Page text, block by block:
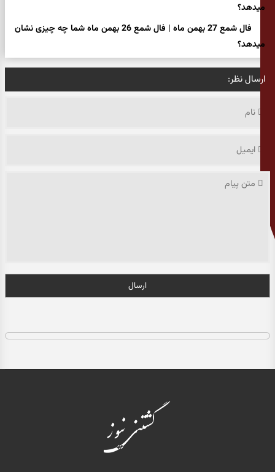
میدهد؟
فال شمع 27 بهمن ماه | فال شمع 26 بهمن ماه شما چه چیزی نشان
میدهد؟
ارسال نظر:
ارسال